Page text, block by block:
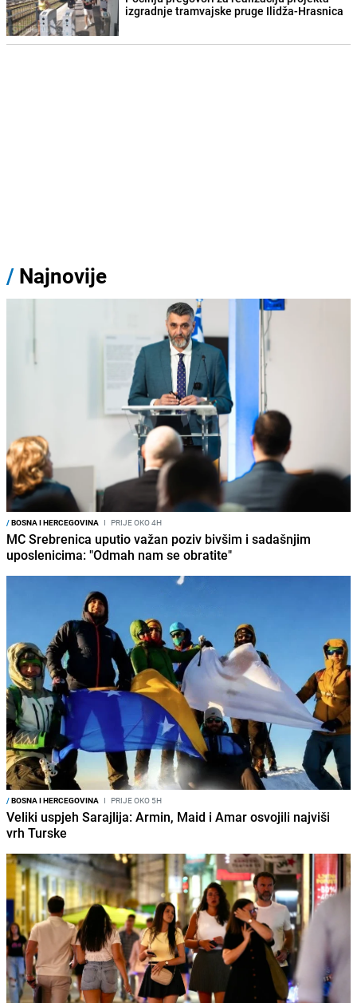
izgradnje tramvajske pruge Ilidža-Hrasnica
/ Najnovije
/BOSNA I HERCEGOVINA I PRIJE OKO 4H
MC Srebrenica uputio važan poziv bivšim i sadašnjim
uposlenicima: "Odmah nam se obratite"
/BOSNA I HERCEGOVINA I PRIJE OKO 5H
Veliki uspjeh Sarajlija: Armin, Maid i Amar osvojili najviši
vrh Turske